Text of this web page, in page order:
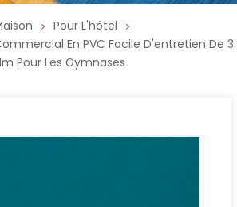
Pour L'hôtel
En PVC Facile D'entretien De 3
Pour Les Gymnases